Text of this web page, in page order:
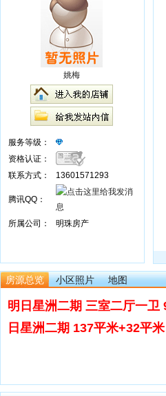
姚梅
服务等级：
资格认证：
联系方式：
13601571293
腾讯QQ：
所属公司： 明珠房产
房源总览 小区照片 地图
明日星洲二期 三室二厅一
日星洲二期 137平米+32平